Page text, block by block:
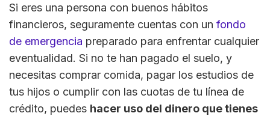
Si eres una persona con buenos hábitos
financieros, seguramente cuentas con un fondo
de emergencia preparado para enfrentar cualquier
eventualidad. Si no te han pagado el suelo, y
necesitas comprar comida, pagar los estudios de
tus hijos o cumplir con las cuotas de tu línea de
crédito, puedes hacer uso del dinero que tienes